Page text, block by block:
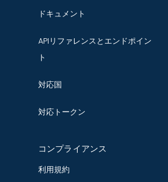
ドキュメント
APIリファレンスとエンドポイン
ト
対応国
対応トークン
コンプライアンス
利用規約